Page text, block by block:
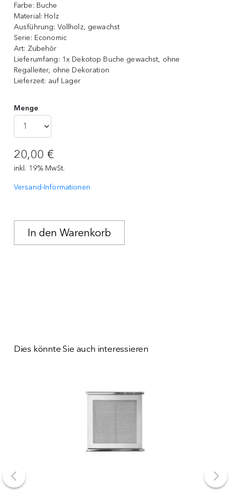
Farbe: Buche
Material: Holz
Ausführung: Vollholz, gewachst
Serie: Economic
Art: Zubehör
Lieferumfang: 1x Dekotop Buche gewachst, ohne
Regalleiter, ohne Dekoration
Lieferzeit: auf Lager
Menge
20,00 €
inkl. 19% MwSt.
Versand-Informationen
Dies könnte Sie auch interessieren